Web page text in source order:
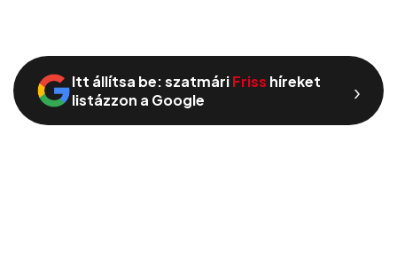
Itt állítsa be: szatmáriFriss híreket
listázzon a Google
›